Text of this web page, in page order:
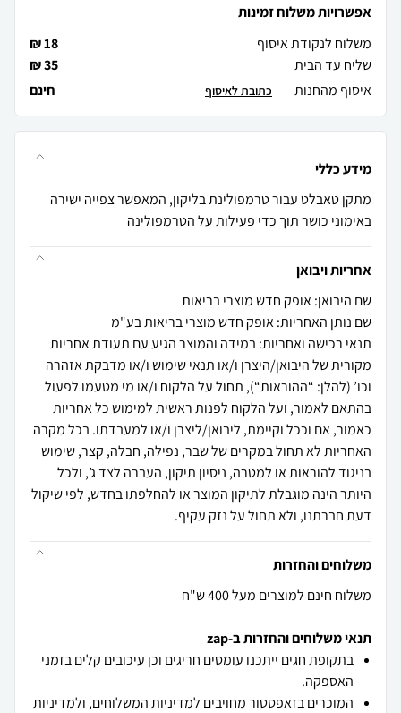
אפשרויות משלוח זמינות
משלוח לנקודת איסוף
18 ₪
שליח עד הבית
35 ₪
איסוף מהחנות
חינם כתובת לאיסוף
מידע כללי
מתקן טאבלט עבור טרמפולינת בליקון, המאפשר צפייה ישירה
באימוני כושר תוך כדי פעילות על הטרמפולינה
אחריות ויבואן
שם היבואן: אופק חדש מוצרי בריאות
שם נותן האחריות: אופק חדש מוצרי בריאות בע"מ
תנאי רכישה ואחריות: במידה והמוצר הגיע עם תעודת אחריות
מקורית של היבואן/היצרן ו/או תנאי שימוש ו/או מדבקת אזהרה
וכו’ (להלן: “ההוראות“), תחול על הלקוח ו/או מי מטעמו לפעול
בהתאם לאמור, ועל הלקוח לפנות ראשית למימוש כל אחריות
כאמור, אם וככל וקיימת, ליבואן/ליצרן ו/או למעבדתו. בכל מקרה
האחריות לא תחול במקרים של שבר, נפילה, חבלה, קצר, שימוש
בניגוד להוראות או למטרה, ניסיון תיקון, העברה לצד ג’, ולכל
היותר הינה מוגבלת לתיקון המוצר או להחלפתו בחדש, לפי שיקול
דעת חברתנו, ולא תחול על נזק עקיף.
משלוחים והחזרות
משלוח חינם למוצרים מעל 400 ש"ח
תנאי משלוחים והחזרות ב-zap
בתקופת חגים ייתכנו עומסים חריגים וכן עיכובים קלים בזמני
האספקה.
המוכרים בזאפסטור מחויבים למדיניות המשלוחים, ולמדיניות